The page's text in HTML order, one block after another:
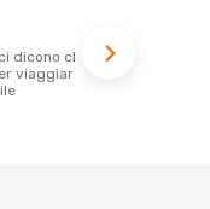
viaggiare da